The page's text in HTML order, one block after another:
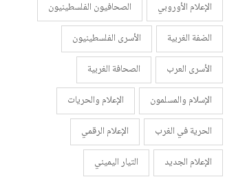
الإعلام الأوروبي
الصحافيون الفلسطينيون
الضفة الغربية
الأسرى الفلسطينيون
الأسرى العرب
الصحافة الغربية
الإسلام والمسلمون
الإعلام والحريات
الحرية في الغرب
الإعلام الرقمي
الإعلام الجديد
التيار اليميني